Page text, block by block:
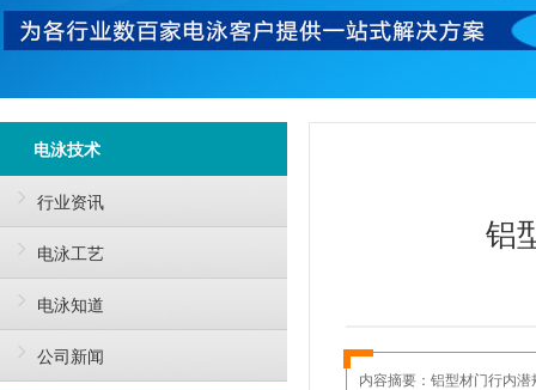
电泳技术
行业资讯
电泳工艺
电泳知道
公司新闻
铝
内容摘要： 铝型材门行内